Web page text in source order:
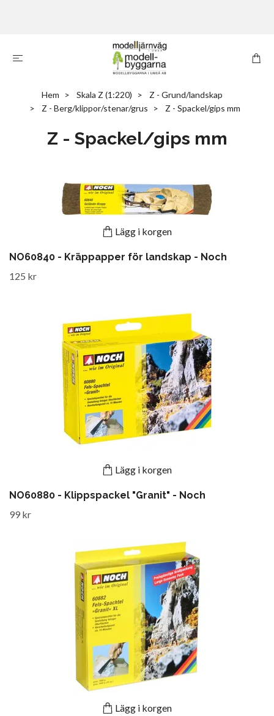
Hem Skala Z (1:220)
Z - Grund/landskap
Z - Berg/klippor/stenar/grus
Z - Spackel/gips mm
Z - Spackel/gips mm
Lägg i korgen
NO60840 - Kräppapper för landskap - Noch
125 kr
Lägg i korgen
NO60880 - Klippspackel "Granit" - Noch
99 kr
Lägg i korgen